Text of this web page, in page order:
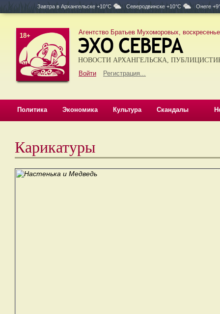
Завтра в Архангельске +10°C Северодвинске +10°C Онеге
18+ Агентство Братьев Мухоморовых,
Войти Регистрация...
НОВОСТИ АРХАНГЕЛЬСКА,
Политика Экономика Культура Скандалы
Карикатуры